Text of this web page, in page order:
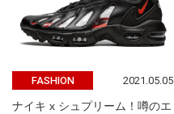
FASHION 2021.05.05
ナイキ x シュプリーム！噂のエ